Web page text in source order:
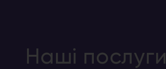
Наші послуги